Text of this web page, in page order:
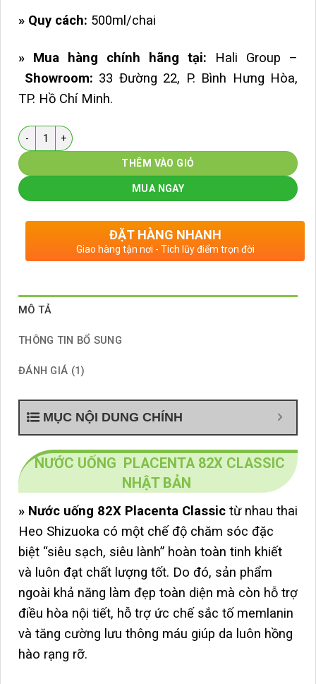
» Quy cách: 500ml/chai
» Mua hàng chính hãng tại: Hali Group –
Showroom: 33 Đường 22, P. Bình Hưng Hòa,
TP. Hồ Chí Minh.
Số lượng
THÊM VÀO GIỎ
MUA NGAY
ĐẶT HÀNG NHANH
Giao hàng tận nơi - Tích lũy điểm trọn đời
MÔ TẢ
THÔNG TIN BỔ SUNG
ĐÁNH GIÁ (1)
MỤC NỘI DUNG CHÍNH
NƯỚC UỐNG PLACENTA 82X CLASSIC
NHẬT BẢN
» Nước uống 82X Placenta Classic từ nhau thai
Heo Shizuoka có một chế độ chăm sóc đặc
biệt “siêu sạch, siêu lành” hoàn toàn tinh khiết
và luôn đạt chất lượng tốt. Do đó, sản phẩm
ngoài khả năng làm đẹp toàn diện mà còn hỗ trợ
điều hòa nội tiết, hỗ trợ ức chế sắc tố memlanin
và tăng cường lưu thông máu giúp da luôn hồng
hào rạng rỡ.